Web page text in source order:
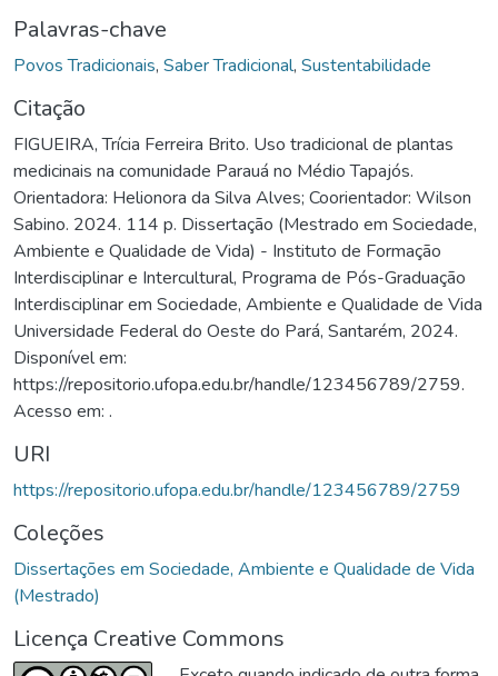
Palavras-chave
Povos Tradicionais, Saber Tradicional, Sustentabilidade
Citação
FIGUEIRA, Trícia Ferreira Brito. Uso tradicional de plantas
medicinais na comunidade Parauá no Médio Tapajós.
Orientadora: Helionora da Silva Alves; Coorientador: Wilson
Sabino. 2024. 114 p. Dissertação (Mestrado em Sociedade,
Ambiente e Qualidade de Vida) - Instituto de Formação
Interdisciplinar e Intercultural, Programa de Pós-Graduação
Interdisciplinar em Sociedade, Ambiente e Qualidade de Vida
Universidade Federal do Oeste do Pará, Santarém, 2024.
Disponível em:
https://repositorio.ufopa.edu.br/handle/123456789/2759.
Acesso em: .
URI
https://repositorio.ufopa.edu.br/handle/123456789/2759
Coleções
Dissertações em Sociedade, Ambiente e Qualidade de Vida
(Mestrado)
Licença Creative Commons